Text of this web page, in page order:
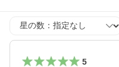
星の数
5